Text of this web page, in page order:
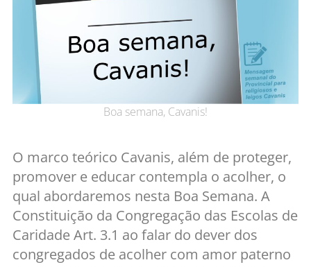
Boa semana, Cavanis!
O marco teórico Cavanis, além de proteger,
promover e educar contempla o acolher, o
qual abordaremos nesta Boa Semana. A
Constituição da Congregação das Escolas de
Caridade Art. 3.1 ao falar do dever dos
congregados de acolher com amor paterno